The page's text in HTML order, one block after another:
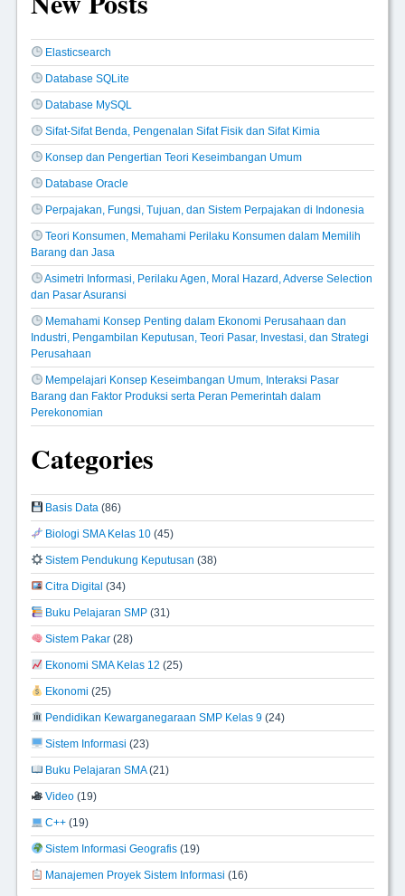
Elasticsearch
Database SQLite
Database MySQL
Sifat-Sifat Benda, Pengenalan Sifat Fisik dan Sifat Kimia
Konsep dan Pengertian Teori Keseimbangan Umum
Database Oracle
Perpajakan, Fungsi, Tujuan, dan Sistem Perpajakan di Indonesia
Teori Konsumen, Memahami Perilaku Konsumen dalam Memilih
Barang dan Jasa
Asimetri Informasi, Perilaku Agen, Moral Hazard, Adverse Selection
dan Pasar Asuransi
Memahami Konsep Penting dalam Ekonomi Perusahaan dan
Industri, Pengambilan Keputusan, Teori Pasar, Investasi, dan Strategi
Perusahaan
Mempelajari Konsep Keseimbangan Umum, Interaksi Pasar
Barang dan Faktor Produksi serta Peran Pemerintah dalam
Perekonomian
Categories
Basis Data (86)
Biologi SMA Kelas 10 (45)
Sistem Pendukung Keputusan (38)
Citra Digital (34)
Buku Pelajaran SMP (31)
Sistem Pakar (28)
Ekonomi SMA Kelas 12 (25)
Ekonomi (25)
Pendidikan Kewarganegaraan SMP Kelas 9 (24)
Sistem Informasi (23)
Buku Pelajaran SMA(21)
Video (19)
C++ (19)
Sistem Informasi Geografis (19)
Manajemen Proyek Sistem Informasi (16)